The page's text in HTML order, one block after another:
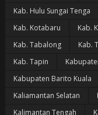
Kab. Hulu Sungai Tenga
Kab. Kotabaru
Kab.
Kab. Tabalong
Kab.
Kab. Tapin
Kabupaten Barito Kuala
Kaliamantan Selatan
Kalimantan Tengah